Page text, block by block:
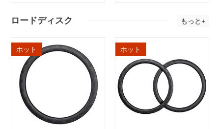
ロードディスク もっと+
ホット ホット